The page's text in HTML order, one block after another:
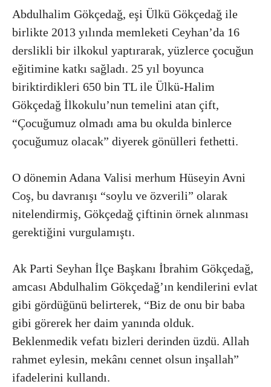
Abdulhalim Gökçedağ, eşi Ülkü Gökçedağ ile
birlikte 2013 yılında memleketi Ceyhan’da 16
derslikli bir ilkokul yaptırarak, yüzlerce çocuğun
eğitimine katkı sağladı. 25 yıl boyunca
biriktirdikleri 650 bin TL ile Ülkü-Halim
Gökçedağ İlkokulu’nun temelini atan çift,
“Çocuğumuz olmadı ama bu okulda binlerce
çocuğumuz olacak” diyerek gönülleri fethetti.
O dönemin Adana Valisi merhum Hüseyin Avni
Coş, bu davranışı “soylu ve özverili” olarak
nitelendirmiş, Gökçedağ çiftinin örnek alınması
gerektiğini vurgulamıştı.
Ak Parti Seyhan İlçe Başkanı İbrahim Gökçedağ,
amcası Abdulhalim Gökçedağ’ın kendilerini evlat
gibi gördüğünü belirterek, “Biz de onu bir baba
gibi görerek her daim yanında olduk.
Beklenmedik vefatı bizleri derinden üzdü. Allah
rahmet eylesin, mekânı cennet olsun inşallah”
ifadelerini kullandı.